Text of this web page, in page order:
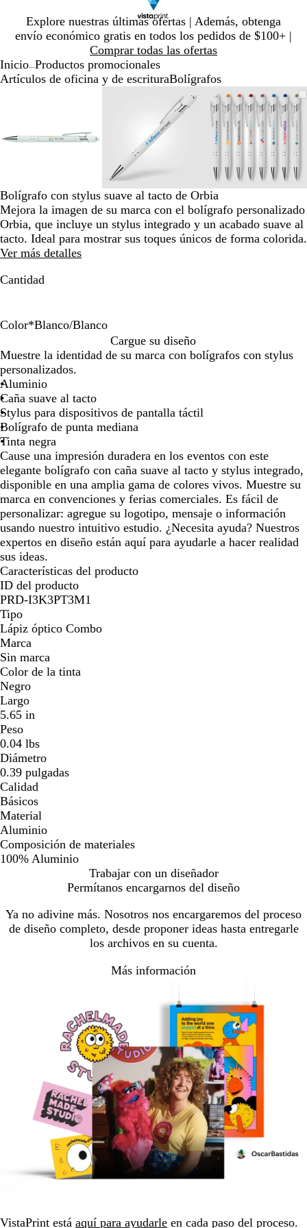
Explore nuestras últimas ofertas | Además, obtenga
envío económico gratis en todos los pedidos de $100+ |
Comprar todas las ofertas
Diapositiva
1
Inicio Productos promocionales
Artículos de oficina y de escrituraBolígrafos
zoom
expandir
de
menos
(-)
para
acercar/alejar
con
de
flechas
para
Imagen
ampliable
con
zoom
Ampliado
mínimo
clic
para
expandir
tecla
de
menos
(-)
para
acercar/alejar
las
flechas
Imagen
ampliable
con
zoom
Ampliado
al
mínimo
Haga
clic
para
expandir
Use
la
tecla
de
más
(+)
y
(-)
para
acercar/
flechas
para
3
Bolígrafo con stylus suave al tacto de Orbia
Mejora la imagen de su marca con el bolígrafo personalizado
Orbia, que incluye un stylus integrado y un acabado suave al
tacto. Ideal para mostrar sus toques únicos de forma colorida.
Ver más detalles
Cantidad
Color*Blanco/Blanco
l
a
n
c
o
/
B
l
a
n
c
o
l
a
n
c
o
/
A
z
u
l
l
a
n
c
o
/
V
e
r
d
e
l
a
n
c
o
/
N
a
r
a
n
j
a
l
a
n
c
o
/
R
o
j
o
l
a
n
c
o
/
A
m
a
r
i
l
l
o
l
a
n
c
o
/
C
e
l
e
s
t
e
l
a
n
c
o
/
R
o
s
a
d
o
Cargue su diseño
Muestre la identidad de su marca con bolígrafos con stylus
personalizados.
Aluminio
Caña suave al tacto
Stylus para dispositivos de pantalla táctil
Bolígrafo de punta mediana
Tinta negra
Cause una impresión duradera en los eventos con este
elegante bolígrafo con caña suave al tacto y stylus integrado,
disponible en una amplia gama de colores vivos. Muestre su
marca en convenciones y ferias comerciales. Es fácil de
personalizar: agregue su logotipo, mensaje o información
usando nuestro intuitivo estudio. ¿Necesita ayuda? Nuestros
expertos en diseño están aquí para ayudarle a hacer realidad
sus ideas.
Características del producto
ID del producto
PRD-I3K3PT3M1
Tipo
Lápiz óptico Combo
Marca
Sin marca
Color de la tinta
Negro
Largo
5.65 in
Peso
0.04 lbs
Diámetro
0.39 pulgadas
Calidad
Básicos
Material
Aluminio
Composición de materiales
100% Aluminio
Trabajar con un diseñador
Permítanos encargarnos del diseño
Ya no adivine más. Nosotros nos encargaremos del proceso
de diseño completo, desde proponer ideas hasta entregarle
los archivos en su cuenta.
Más información
VistaPrint está aquí para ayudarle en cada paso del proceso.